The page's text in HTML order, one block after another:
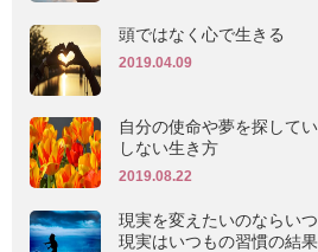
頭ではなく心で生きる
2019.04.09
自分の使命や夢を探して
しない生き方
2019.08.22
現実を変えたいのならい
現実はいつもの習慣の結